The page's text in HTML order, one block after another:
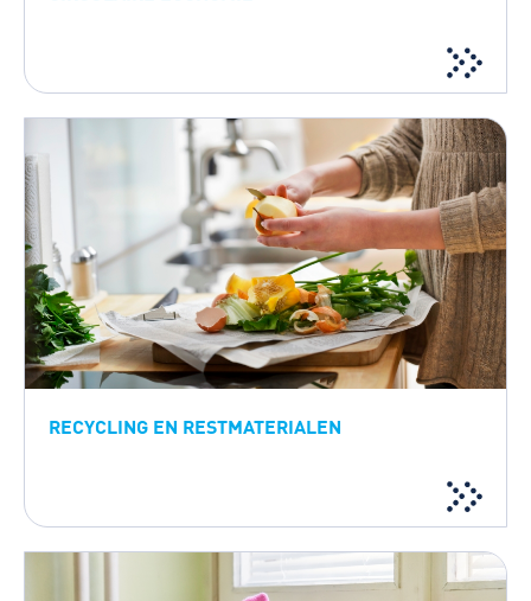
RECYCLING EN RESTMATERIALEN